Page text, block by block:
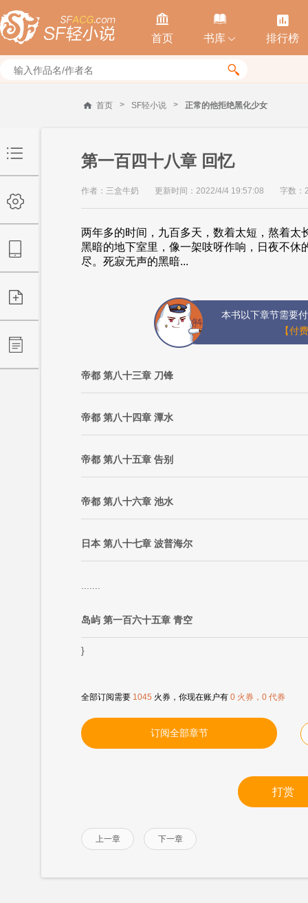

首页

书库 

排行榜

首页 > SF轻小说 > 正常的他拒绝黑化少女
第一百四十八章 回忆
作者：三盒牛奶 更新时间：2022/4/4 19:57:08 字数：
两年多的时间，九百多天，数着太短，熬着
黑暗的地下室里，像一架吱呀作响，日夜不
尽。死寂无声的黑暗...
本书以下章节需要
【付
帝都 第八十三章 刀锋
帝都 第八十四章 潭水
帝都 第八十五章 告别
帝都 第八十六章 池水
日本 第八十七章 波普海尔
岛屿 第一百六十五章 青空
}
全部订阅需要 1045 火券，你现在账户有 0 火券，0 代券
订阅全部章节
打赏
上一章 下一章